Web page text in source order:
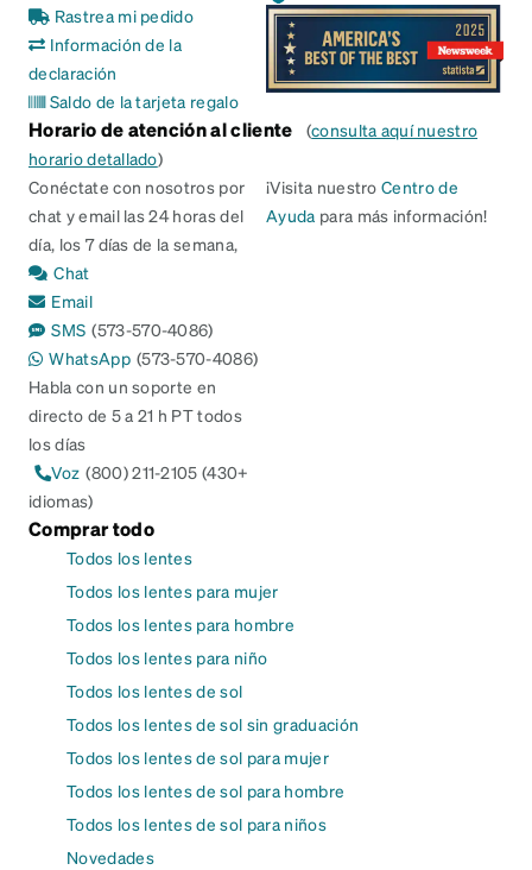
Rastrea mi pedido
Información de la
declaración
Saldo de la tarjeta regalo
Horario de atención al cliente (consulta aquí nuestro
horario detallado)
Conéctate con nosotros por
chat y email las 24 horas del
día, los 7 días de la semana,
Chat
Email
SMS (573-570-4086)
WhatsApp (573-570-4086)
Habla con un soporte en
directo de 5 a 21 h PT todos
los días
Voz (800) 211-2105 (430+
idiomas)
¡Visita nuestroCentro de
Ayuda para más información!
Comprar todo
Todos los lentes
Todos los lentes para mujer
Todos los lentes para hombre
Todos los lentes para niño
Todos los lentes de sol
Todos los lentes de sol sin graduación
Todos los lentes de sol para mujer
Todos los lentes de sol para hombre
Todos los lentes de sol para niños
Novedades